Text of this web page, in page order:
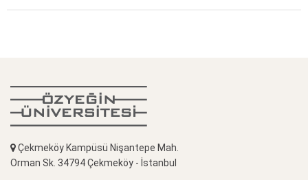
Çekmeköy Kampüsü Nişantepe Mah.
Orman Sk. 34794 Çekmeköy - İstanbul